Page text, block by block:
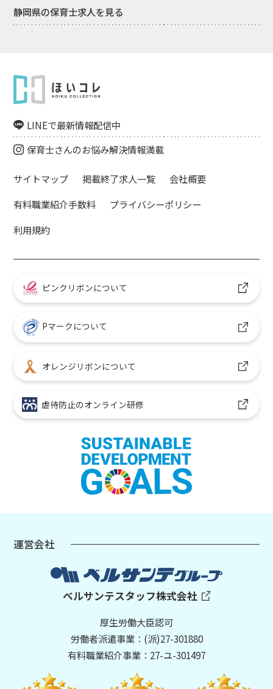
静岡県の保育士求人を見る
LINEで最新情報配信中
保育士さんのお悩み解決情報満載
サイトマップ 掲載終了求人一覧
会社概要
有料職業紹介手数料
プライバシーポリシー
利用規約
ピンクリボンについて
Pマークについて
オレンジリボンについて
虐待防止のオンライン研修
運営会社
ベルサンテスタッフ株式会社
厚生労働大臣認可
労働者派遣事業：(派)27-301880
有料職業紹介事業：27-ユ-301497